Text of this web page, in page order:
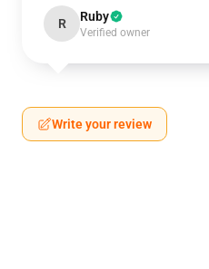
R Ruby
Verified owner
Write your review